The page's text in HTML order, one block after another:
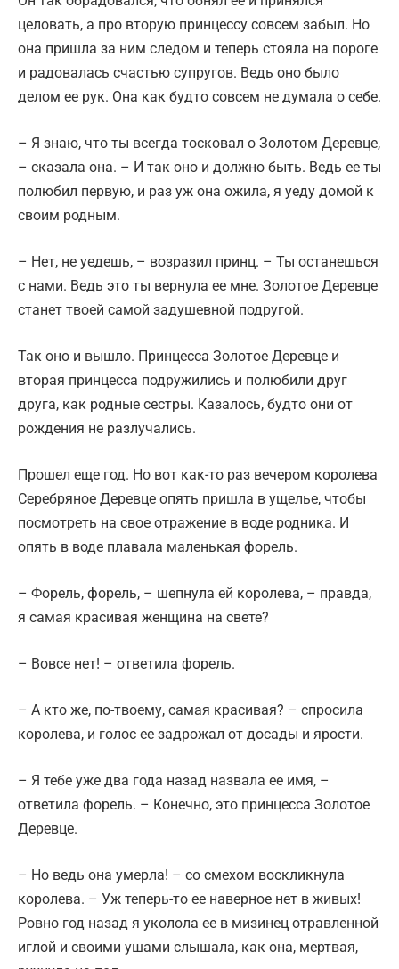
целовать, а про вторую принцессу совсем забыл. Но
она пришла за ним следом и теперь стояла на пороге
и радовалась счастью супругов. Ведь оно было
делом ее рук. Она как будто совсем не думала о себе.
– Я знаю, что ты всегда тосковал о Золотом Деревце,
– сказала она. – И так оно и должно быть. Ведь ее ты
полюбил первую, и раз уж она ожила, я уеду домой к
своим родным.
– Нет, не уедешь, – возразил принц. – Ты останешься
с нами. Ведь это ты вернула ее мне. Золотое Деревце
станет твоей самой задушевной подругой.
Так оно и вышло. Принцесса Золотое Деревце и
вторая принцесса подружились и полюбили друг
друга, как родные сестры. Казалось, будто они от
рождения не разлучались.
Прошел еще год. Но вот как-то раз вечером королева
Серебряное Деревце опять пришла в ущелье, чтобы
посмотреть на свое отражение в воде родника. И
опять в воде плавала маленькая форель.
– Форель, форель, – шепнула ей королева, – правда,
я самая красивая женщина на свете?
– Вовсе нет! – ответила форель.
– А кто же, по-твоему, самая красивая? – спросила
королева, и голос ее задрожал от досады и ярости.
– Я тебе уже два года назад назвала ее имя, –
ответила форель. – Конечно, это принцесса Золотое
Деревце.
– Но ведь она умерла! – со смехом воскликнула
королева. – Уж теперь-то ее наверное нет в живых!
Ровно год назад я уколола ее в мизинец отравленной
иглой и своими ушами слышала, как она, мертвая,